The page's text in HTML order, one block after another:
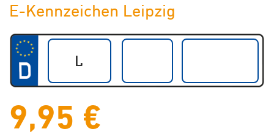
E-Kennzeichen Leipzig
9,95 €